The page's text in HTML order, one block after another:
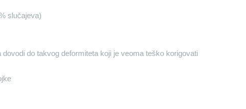
slučajeva)
do takvog deformiteta koji je veoma teško korigovati